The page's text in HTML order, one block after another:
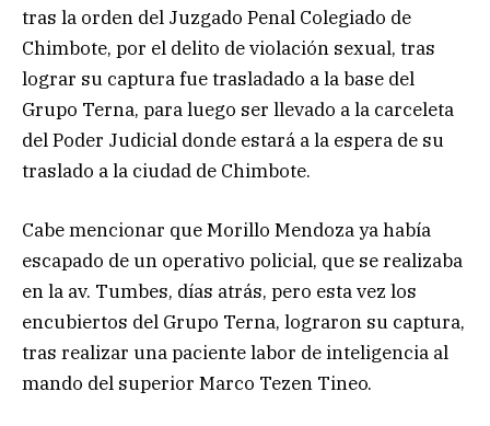
tras la orden del Juzgado Penal Colegiado de
Chimbote, por el delito de violación sexual, tras
lograr su captura fue trasladado a la base del
Grupo Terna, para luego ser llevado a la carceleta
del Poder Judicial donde estará a la espera de su
traslado a la ciudad de Chimbote.
Cabe mencionar que Morillo Mendoza ya había
escapado de un operativo policial, que se realizaba
en la av. Tumbes, días atrás, pero esta vez los
encubiertos del Grupo Terna, lograron su captura,
tras realizar una paciente labor de inteligencia al
mando del superior Marco Tezen Tineo.